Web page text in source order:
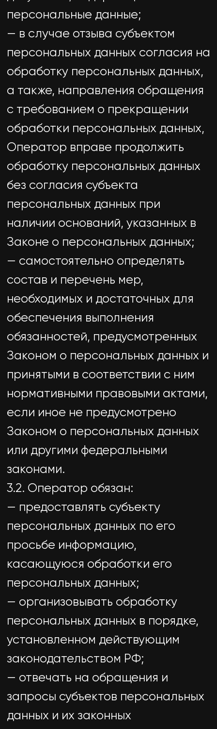
— исполнять иные обязанности,
предусмотренные Законом о
персональных данных.
4. Основные права и обязанности
субъектов персональных данных
данных имеют право:
— получать информацию,
касающуюся обработки его
исключением случаев,
предусмотренных федеральными
законами. Сведения
предоставляются субъекту
персональных данных
Оператором в доступной форме, и
персональные данные,
относящиеся к другим субъектам
исключением случаев, когда
имеются законные основания для
раскрытия таких персональных
порядок ее получения установлен
Законом о персональных данных;
уточнения его персональных
данных, их блокирования или
уничтожения в случае, если
неполными, устаревшими,
неточными, незаконно
цели обработки, а также
принимать предусмотренные
прав;
— выдвигать условие
предварительного согласия при
обработке персональных данных
в целях продвижения на рынке
товаров, работ и услуг;
персональных данных, а также, на
направление требования о
персональных данных;
— обжаловать в уполномоченный
орган по защите прав субъектов
судебном порядке неправомерные